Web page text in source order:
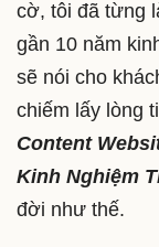
cờ, tôi đã từng
gần 10 năm
sẽ nói cho
chiếm lấy lòng
Content
Kinh Nghiệm
đời như thế.